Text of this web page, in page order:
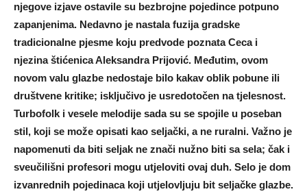
njegove izjave ostavile su bezbrojne pojedince potpuno
zapanjenima. Nedavno je nastala fuzija gradske
tradicionalne pjesme koju predvode poznata Ceca i
njezina štićenica Aleksandra Prijović. Međutim, ovom
novom valu glazbe nedostaje bilo kakav oblik pobune ili
društvene kritike; isključivo je usredotočen na tjelesnost.
Turbofolk i vesele melodije sada su se spojile u poseban
stil, koji se može opisati kao seljački, a ne ruralni. Važno je
napomenuti da biti seljak ne znači nužno biti sa sela; čak i
sveučilišni profesori mogu utjeloviti ovaj duh. Selo je dom
izvanrednih pojedinaca koji utjelovljuju bit seljačke glazbe.